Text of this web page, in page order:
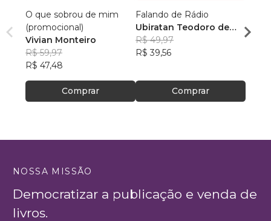
O que sobrou de mim
(promocional)
Vivian Monteiro
R$ 59,97
R$ 47,48
Comprar
Falando de Rádio
Ubiratan Teodoro de
Souza
R$ 49,97
R$ 39,56
Comprar
Há
NOSSA MISSÃO
Democratizar a publicação e venda de
livros.